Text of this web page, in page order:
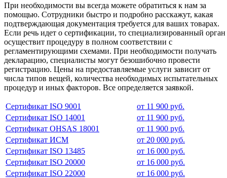
При необходимости вы всегда можете обратиться к нам за
помощью. Сотрудники быстро и подробно расскажут, какая
подтверждающая документация требуется для ваших товарах.
Если речь идет о сертификации, то специализированный орган
осуществит процедуру в полном соответствии с
регламентирующими схемами. При необходимости получать
декларацию, специалисты могут безошибочно провести
регистрацию. Цены на предоставляемые услуги зависит от
числа типов вещей, количества необходимых испытательных
процедур и иных факторов. Все определяется заявкой.
Сертификат ISO 9001
от 11 900 руб.
Сертификат ISO 14001
от 11 900 руб.
Сертификат OHSAS 18001
от 11 900 руб.
Сертификат ИСМ
от 20 000 руб.
Сертификат ISO 13485
от 16 000 руб.
Сертификат ISO 20000
от 16 000 руб.
Сертификат ISO 22000
от 16 000 руб.